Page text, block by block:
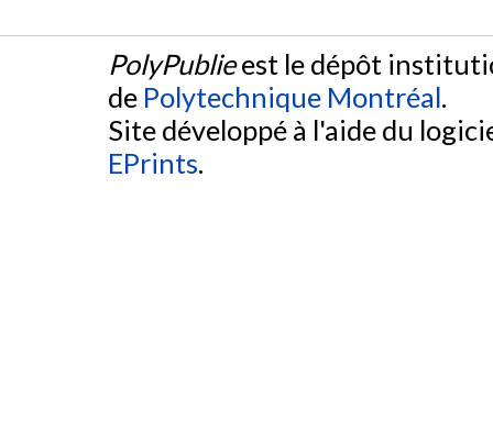
PolyPublieest le dépôt
de Polytechnique Montréal.
Site développé à l'aide du
EPrints.